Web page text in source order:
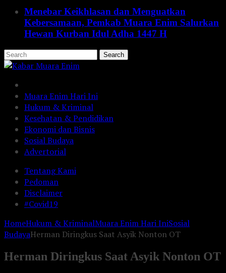
Menebar Keikhlasan dan Menguatkan
Kebersamaan, Pemkab Muara Enim Salurkan
Hewan Kurban Idul Adha 1447 H
Muara Enim Hari Ini
Hukum & Kriminal
Kesehatan & Pendidikan
Ekonomi dan Bisnis
Sosial Budaya
Advertorial
Tentang Kami
Pedoman
Disclaimer
#Covid19
HomeHukum & KriminalMuara Enim Hari IniSosial
BudayaHerman Diringkus Saat Asyik Nonton OT
Herman Diringkus Saat Asyik Nonton OT